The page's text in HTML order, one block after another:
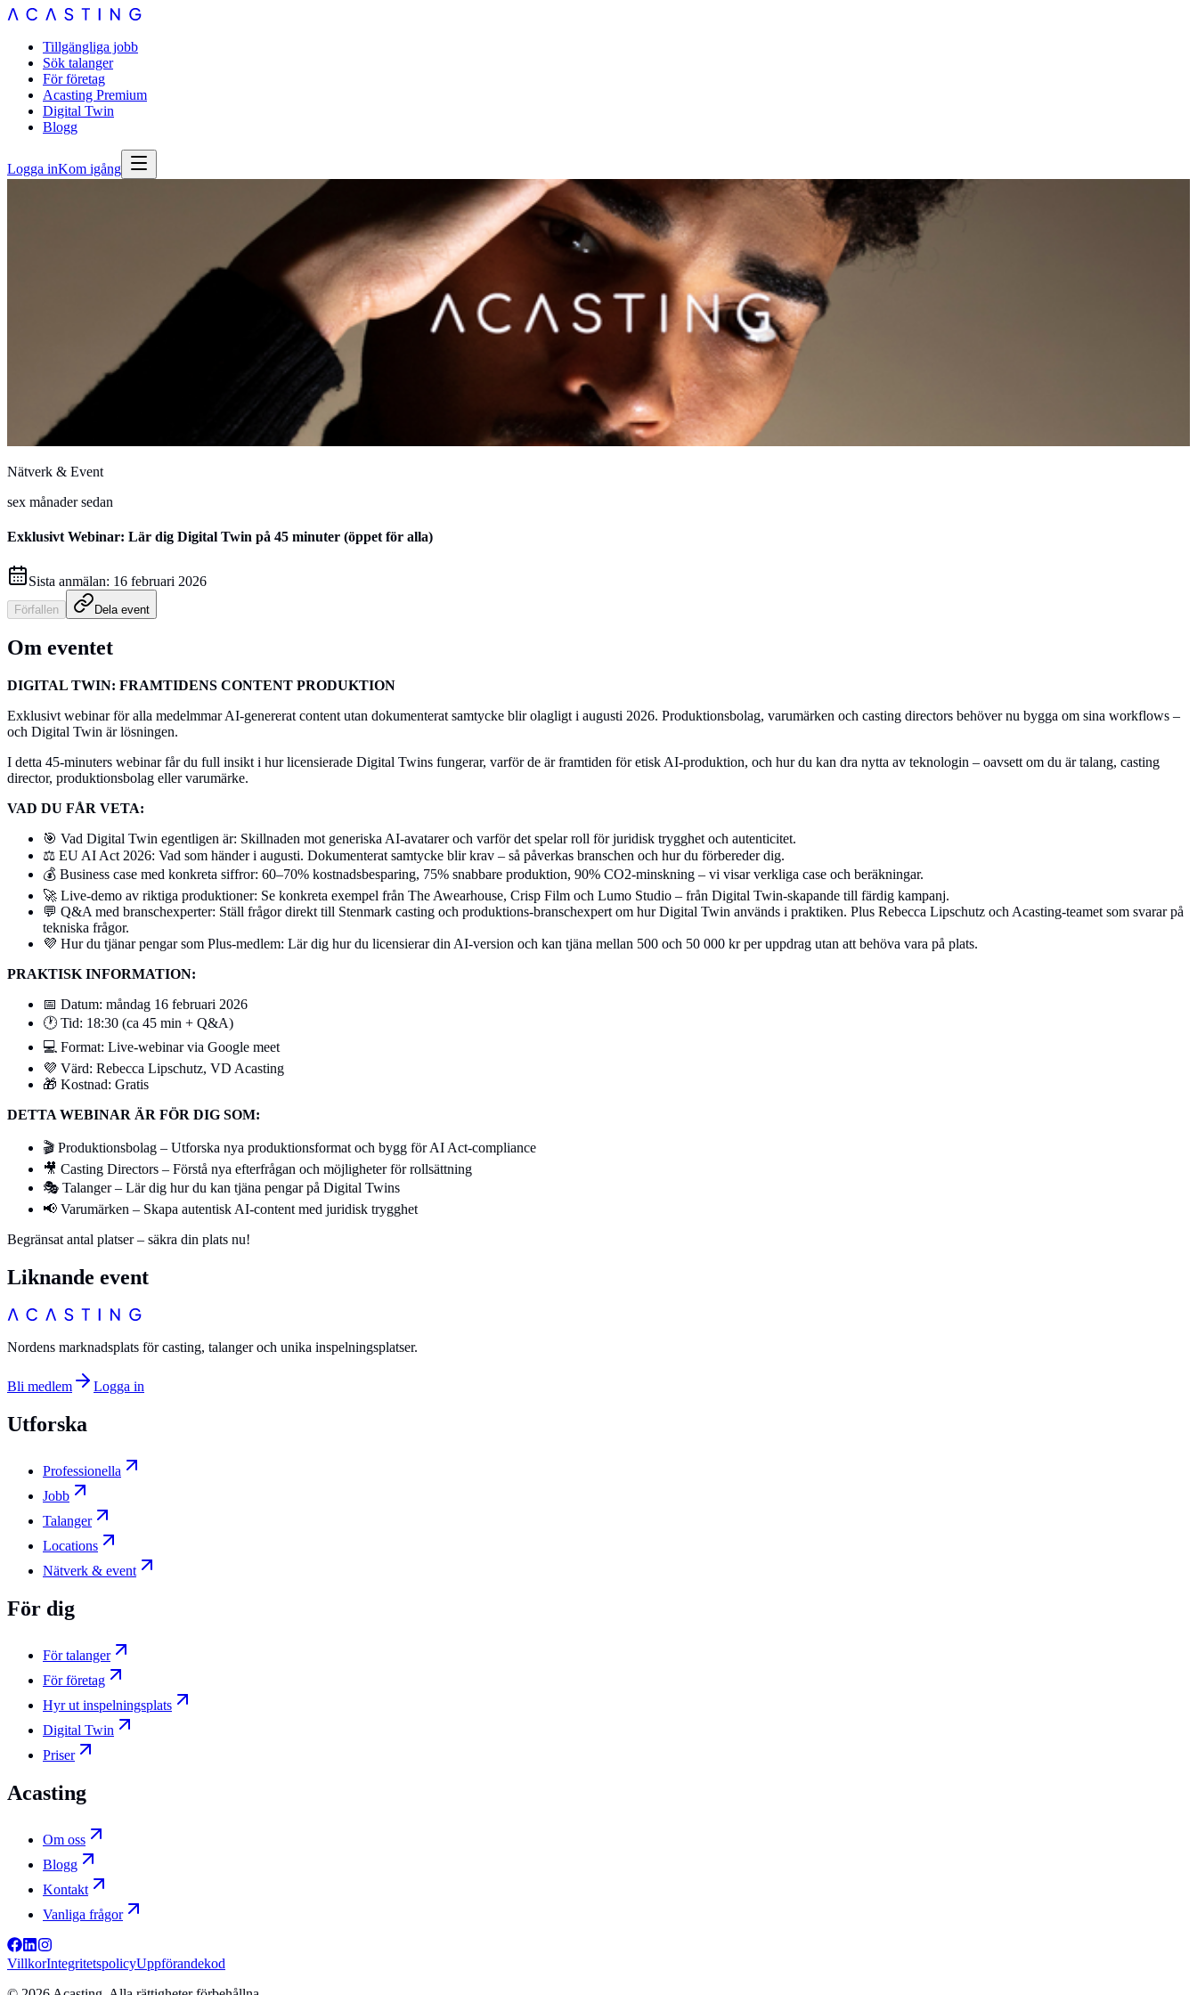
Tillgängliga jobb
Sök talanger
För företag
Acasting Premium
Digital Twin
Blogg
Logga inKom igång
Nätverk & Event
sex månader sedan
Exklusivt Webinar: Lär dig Digital Twin på 45 minuter (öppet för alla)
Sista anmälan: 16 februari 2026
Förfallen Dela event
Om eventet
DIGITAL TWIN: FRAMTIDENS CONTENT PRODUKTION
Exklusivt webinar för alla medelmmar AI-genererat content utan dokumenterat samtycke blir olagligt i augusti 2026. Produktionsbolag, varumärken och casting directors behöver nu bygga om sina workflows –
och Digital Twin är lösningen.
I detta 45-minuters webinar får du full insikt i hur licensierade Digital Twins fungerar, varför de är framtiden för etisk AI-produktion, och hur du kan dra nytta av teknologin – oavsett om du är talang, casting
director, produktionsbolag eller varumärke.
VAD DU FÅR VETA:
🎯 Vad Digital Twin egentligen är: Skillnaden mot generiska AI-avatarer och varför det spelar roll för juridisk trygghet och autenticitet.
⚖️ EU AI Act 2026: Vad som händer i augusti. Dokumenterat samtycke blir krav – så påverkas branschen och hur du förbereder dig.
💰 Business case med konkreta siffror: 60–70% kostnadsbesparing, 75% snabbare produktion, 90% CO2-minskning – vi visar verkliga case och beräkningar.
🚀 Live-demo av riktiga produktioner: Se konkreta exempel från The Awearhouse, Crisp Film och Lumo Studio – från Digital Twin-skapande till färdig kampanj.
💬 Q&A med branschexperter: Ställ frågor direkt till Stenmark casting och produktions-branschexpert om hur Digital Twin används i praktiken. Plus Rebecca Lipschutz och Acasting-teamet som svarar på
tekniska frågor.
💜 Hur du tjänar pengar som Plus-medlem: Lär dig hur du licensierar din AI-version och kan tjäna mellan 500 och 50 000 kr per uppdrag utan att behöva vara på plats.
PRAKTISK INFORMATION:
📅 Datum: måndag 16 februari 2026
🕐 Tid: 18:30 (ca 45 min + Q&A)
💻 Format: Live-webinar via Google meet
💜 Värd: Rebecca Lipschutz, VD Acasting
🎁 Kostnad: Gratis
DETTA WEBINAR ÄR FÖR DIG SOM:
🎬 Produktionsbolag – Utforska nya produktionsformat och bygg för AI Act-compliance
🎥 Casting Directors – Förstå nya efterfrågan och möjligheter för rollsättning
🎭 Talanger – Lär dig hur du kan tjäna pengar på Digital Twins
📢 Varumärken – Skapa autentisk AI-content med juridisk trygghet
Begränsat antal platser – säkra din plats nu!
Liknande event
Nordens marknadsplats för casting, talanger och unika inspelningsplatser.
Bli medlem Logga in
Utforska
Professionella
Jobb
Talanger
Locations
Nätverk & event
För dig
För talanger
För företag
Hyr ut inspelningsplats
Digital Twin
Priser
Acasting
Om oss
Blogg
Kontakt
Vanliga frågor
VillkorIntegritetspolicyUppförandekod